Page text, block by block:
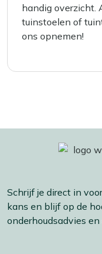
handig overzicht.
tuinstoelen of
ons opnemen!
Schrijf je direct in
kans en blijf op de
onderhoudsadvies en